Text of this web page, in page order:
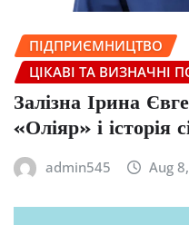
ПІДПРИЄМНИЦТВО
ЦІКАВІ ТА ВИЗНАЧНІ
Залізна Ірина
«Оліяр» і історія
admin545 Aug